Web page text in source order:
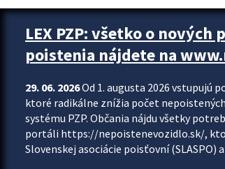
Zastavit automatický posun upútavok
LEX PZP: všetko o
poistenia nájdete na
29. 06. 2026Od 1. augusta 2026 vstupujú
ktoré radikálne znížia počet
systému PZP. Občania nájdu všetky
portáli https://nepoistenevozidlo.sk/,
Slovenskej asociácie poisťovní (SLASPO)